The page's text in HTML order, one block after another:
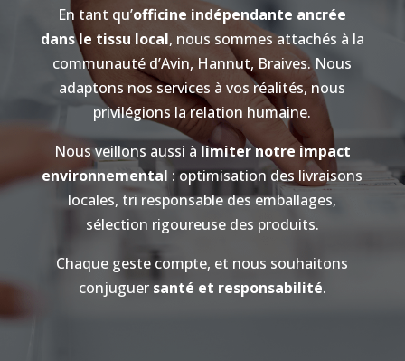
En tant qu’officine indépendante ancrée
dans le tissu local, nous sommes attachés à la
communauté d’Avin, Hannut, Braives. Nous
adaptons nos services à vos réalités, nous
privilégions la relation humaine.
Nous veillons aussi à limiter notre impact
environnemental : optimisation des livraisons
locales, tri responsable des emballages,
sélection rigoureuse des produits.
Chaque geste compte, et nous souhaitons
conjuguer santé et responsabilité.